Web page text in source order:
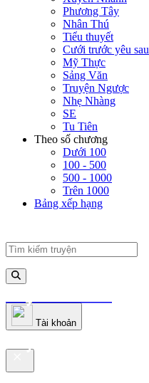
Phương Tây
Nhân Thú
Tiểu thuyết
Cưới trước yêu sau
Mỹ Thực
Sảng Văn
Truyện Ngược
Nhẹ Nhàng
SE
Tu Tiên
Theo số chương
Dưới 100
100 - 500
500 - 1000
Trên 1000
Bảng xếp hạng
truyenfullz.com
Tài khoản
truyenfullz.com